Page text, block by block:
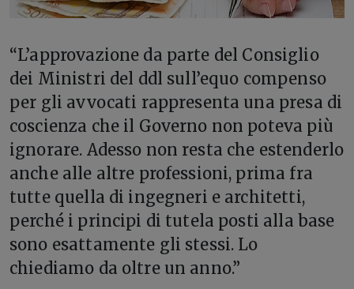
“L’approvazione da parte del Consiglio
dei Ministri del ddl sull’equo compenso
per gli avvocati rappresenta una presa di
coscienza che il Governo non poteva più
ignorare. Adesso non resta che estenderlo
anche alle altre professioni, prima fra
tutte quella di ingegneri e architetti,
perché i principi di tutela posti alla base
sono esattamente gli stessi. Lo
chiediamo da oltre un anno.”